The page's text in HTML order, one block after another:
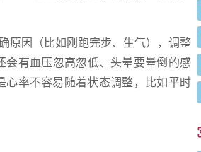
原因（比如刚跑完步、生气），调整
有血压忽高忽低、头晕要晕倒的感
率不容易随着状态调整，比如平时